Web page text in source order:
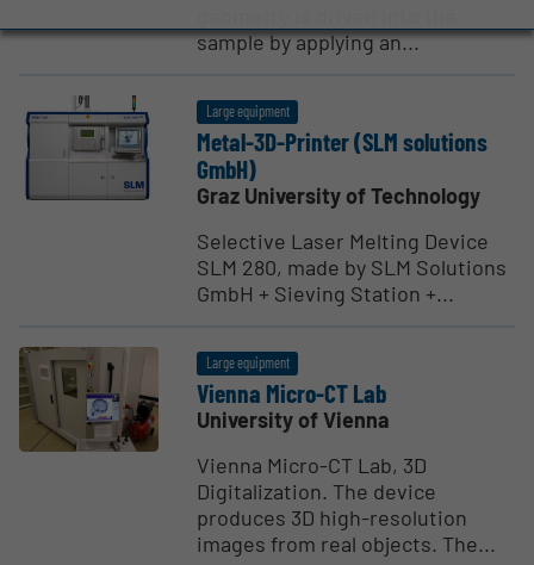
sample by applying an...
Large equipment
Metal-3D-Printer (SLM solutions
GmbH)
Graz University of Technology
Selective Laser Melting Device
SLM 280, made by SLM Solutions
GmbH + Sieving Station +...
Large equipment
Vienna Micro-CT Lab
University of Vienna
Vienna Micro-CT Lab, 3D
Digitalization. The device
produces 3D high-resolution
images from real objects. The...